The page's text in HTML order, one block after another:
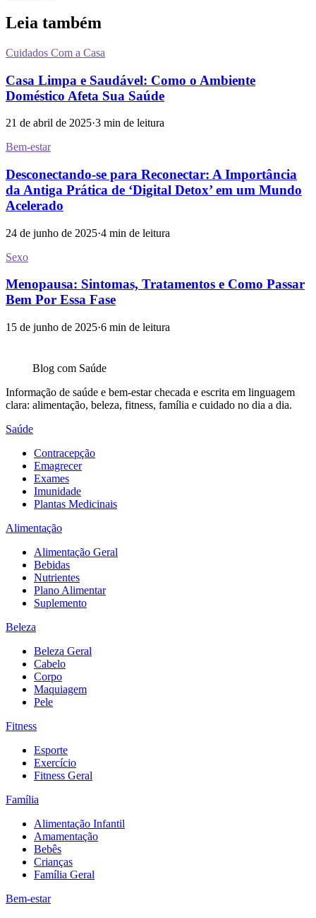
Leia também
Cuidados Com a Casa
Casa Limpa e Saudável: Como o Ambiente
Doméstico Afeta Sua Saúde
21 de abril de 2025·3 min de leitura
Bem-estar
Desconectando-se para Reconectar: A Importância
da Antiga Prática de ‘Digital Detox’ em um Mundo
Acelerado
24 de junho de 2025·4 min de leitura
Sexo
Menopausa: Sintomas, Tratamentos e Como Passar
Bem Por Essa Fase
15 de junho de 2025·6 min de leitura
Blog com Saúde
Informação de saúde e bem-estar checada e escrita em linguagem
clara: alimentação, beleza, fitness, família e cuidado no dia a dia.
Saúde
Contracepção
Emagrecer
Exames
Imunidade
Plantas Medicinais
Alimentação
Alimentação Geral
Bebidas
Nutrientes
Plano Alimentar
Suplemento
Beleza
Beleza Geral
Cabelo
Corpo
Maquiagem
Pele
Fitness
Esporte
Exercício
Fitness Geral
Família
Alimentação Infantil
Amamentação
Bebês
Crianças
Família Geral
Bem-estar